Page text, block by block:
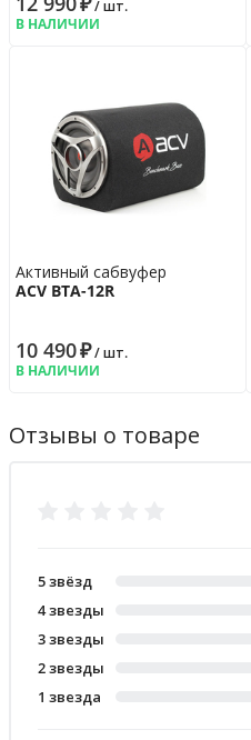
/ шт.
В НАЛИЧИИ
Активный сабвуфер
ACV BTA-12R
10 490₽/ шт.
В НАЛИЧИИ
Отзывы о товаре
5 звёзд
4 звезды
3 звезды
2 звезды
1 звезда